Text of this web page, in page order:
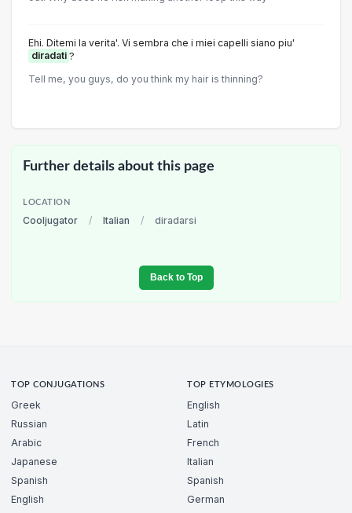
Ehi. Ditemi la verita'. Vi sembra che i miei capelli siano piu'
diradati ?
Tell me, you guys, do you think my hair is thinning?
Further details about this page
LOCATION
Cooljugator / Italian / diradarsi
Back to Top
TOP CONJUGATIONS
Greek
Russian
Arabic
Japanese
Spanish
English
TOP ETYMOLOGIES
English
Latin
French
Italian
Spanish
German